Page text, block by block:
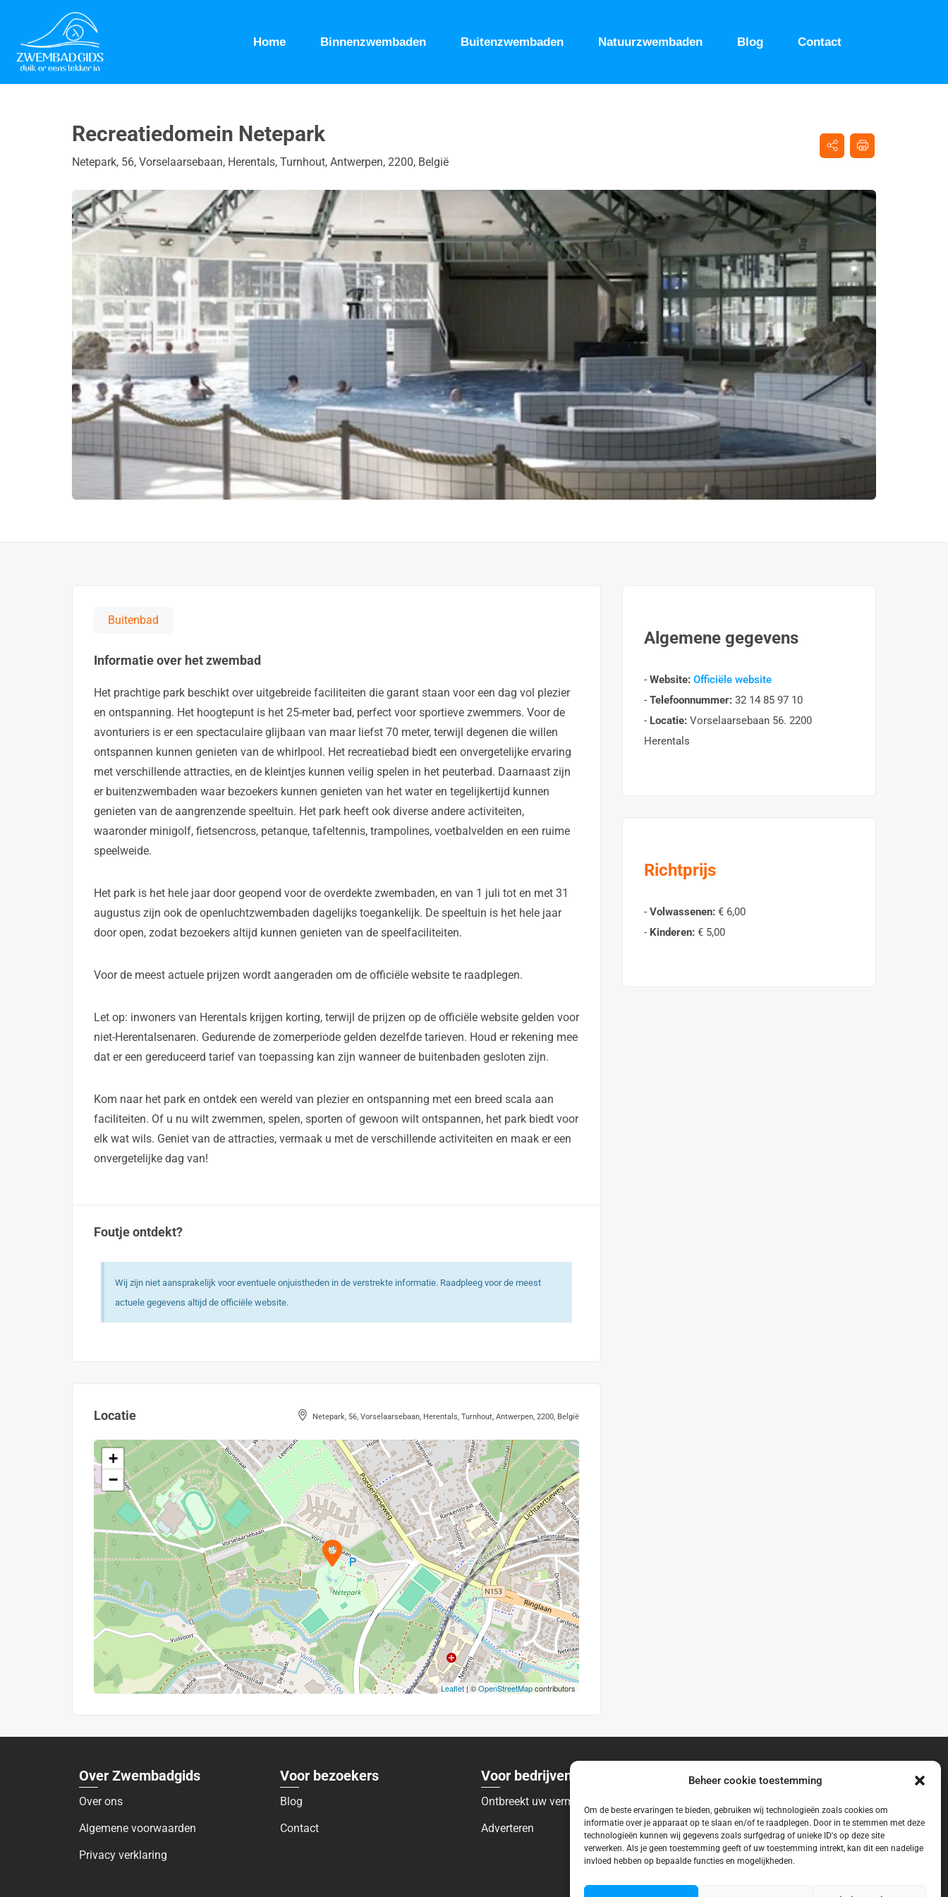
Beheer cookie toestemming
Om de beste ervaringen te bieden, gebruiken wij technologieën zoals cookies om
informatie over je apparaat op te slaan en/of te raadplegen. Door in te stemmen met deze
technologieën kunnen wij gegevens zoals surfgedrag of unieke ID's op deze site
verwerken. Als je geen toestemming geeft of uw toestemming intrekt, kan dit een nadelige
invloed hebben op bepaalde functies en mogelijkheden.
Home Binnenzwembaden Buitenzwembaden Natuurzwembaden Blog Contact
Recreatiedomein Netepark
Netepark, 56, Vorselaarsebaan, Herentals, Turnhout, Antwerpen, 2200, België
Buitenbad
Informatie over het zwembad
Het prachtige park beschikt over uitgebreide faciliteiten die garant staan voor een dag vol plezier
en ontspanning. Het hoogtepunt is het 25-meter bad, perfect voor sportieve zwemmers. Voor de
avonturiers is er een spectaculaire glijbaan van maar liefst 70 meter, terwijl degenen die willen
ontspannen kunnen genieten van de whirlpool. Het recreatiebad biedt een onvergetelijke ervaring
met verschillende attracties, en de kleintjes kunnen veilig spelen in het peuterbad. Daarnaast zijn
er buitenzwembaden waar bezoekers kunnen genieten van het water en tegelijkertijd kunnen
genieten van de aangrenzende speeltuin. Het park heeft ook diverse andere activiteiten,
waaronder minigolf, fietsencross, petanque, tafeltennis, trampolines, voetbalvelden en een ruime
speelweide.
Het park is het hele jaar door geopend voor de overdekte zwembaden, en van 1 juli tot en met 31
augustus zijn ook de openluchtzwembaden dagelijks toegankelijk. De speeltuin is het hele jaar
door open, zodat bezoekers altijd kunnen genieten van de speelfaciliteiten.
Voor de meest actuele prijzen wordt aangeraden om de officiële website te raadplegen.
Let op: inwoners van Herentals krijgen korting, terwijl de prijzen op de officiële website gelden voor
niet-Herentalsenaren. Gedurende de zomerperiode gelden dezelfde tarieven. Houd er rekening mee
dat er een gereduceerd tarief van toepassing kan zijn wanneer de buitenbaden gesloten zijn.
Kom naar het park en ontdek een wereld van plezier en ontspanning met een breed scala aan
faciliteiten. Of u nu wilt zwemmen, spelen, sporten of gewoon wilt ontspannen, het park biedt voor
elk wat wils. Geniet van de attracties, vermaak u met de verschillende activiteiten en maak er een
onvergetelijke dag van!
Foutje ontdekt?
Wij zijn niet aansprakelijk voor eventuele onjuistheden in de verstrekte informatie. Raadpleeg voor de meest
actuele gegevens altijd de officiële website.
Locatie Netepark, 56, Vorselaarsebaan, Herentals, Turnhout, Antwerpen, 2200, België
+
−
Leaflet | ©OpenStreetMapcontributors
Algemene gegevens
- Website: Officiële website
- Telefoonnummer: 32 14 85 97 10
- Locatie: Vorselaarsebaan 56. 2200
Herentals
Richtprijs
- Volwassenen: € 6,00
- Kinderen: € 5,00
Over Zwembadgids
Over ons
Algemene voorwaarden
Privacy verklaring
Voor bezoekers
Blog
Contact
Voor bedrijven
Ontbreekt uw vermelding?
Adverteren